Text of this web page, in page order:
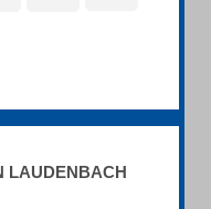
LAUDENBACH